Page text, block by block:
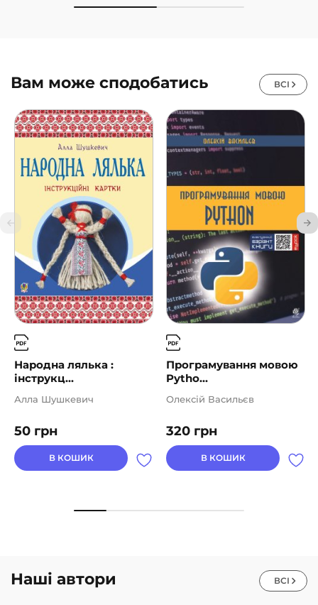
Вам може сподобатись ВСІ
Народна лялька :
інструкц...
50 грн
Алла Шушкевич
В КОШИК
Програмування мовою
Pytho...
320 грн
Олексій Васильєв
В КОШИК
Наші автори ВСІ